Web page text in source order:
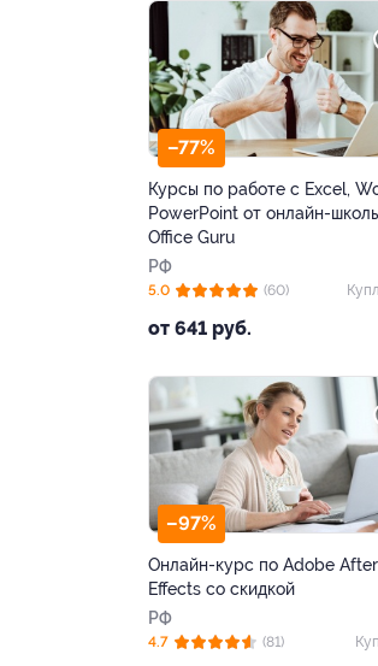
–77%
Курсы по работе с Excel,
PowerPoint от онлайн-
Office Guru
РФ
от 641 руб.
5.0 (60)
–97%
Онлайн-курс по Adobe After
Effects со скидкой
РФ
4.7 (81)